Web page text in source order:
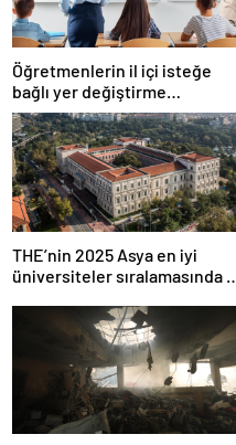
Öğretmenlerin il içi isteğe
bağlı yer değiştirme
başvuruları ne zaman?
THE’nin 2025 Asya en iyi
üniversiteler sıralamasında 4